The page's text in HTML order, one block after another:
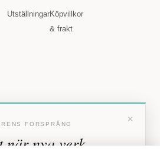
UtställningarKöpvillkor
& frakt
×
FÖRSPRÅNG
när nya verk